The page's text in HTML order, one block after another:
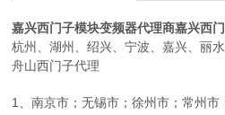
嘉兴西门子模块变频器代理商嘉兴西
杭州、湖州、绍兴、宁波、嘉兴、丽
舟山西门子代理
1、南京市；无锡市；徐州市；常州